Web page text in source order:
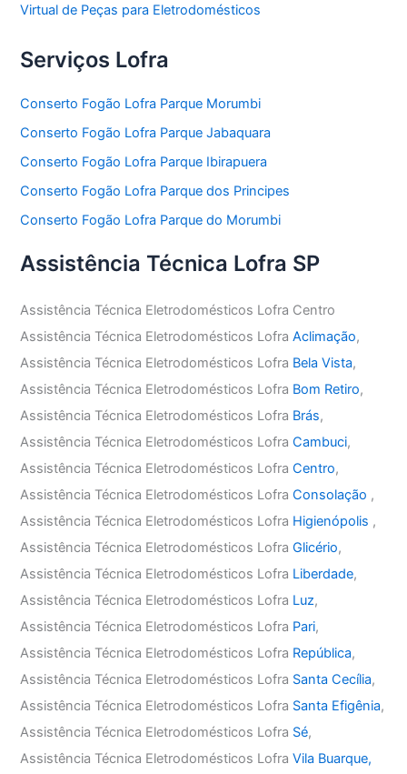
Virtual de Peças para Eletrodomésticos
Serviços Lofra
Conserto Fogão Lofra Parque Morumbi
Conserto Fogão Lofra Parque Jabaquara
Conserto Fogão Lofra Parque Ibirapuera
Conserto Fogão Lofra Parque dos Principes
Conserto Fogão Lofra Parque do Morumbi
Assistência Técnica Lofra SP
Assistência Técnica Eletrodomésticos Lofra Centro
Assistência Técnica Eletrodomésticos LofraAclimação,
Assistência Técnica Eletrodomésticos Lofra Bela Vista,
Assistência Técnica Eletrodomésticos Lofra Bom Retiro,
Assistência Técnica Eletrodomésticos Lofra Brás,
Assistência Técnica Eletrodomésticos LofraCambuci,
Assistência Técnica Eletrodomésticos LofraCentro,
Assistência Técnica Eletrodomésticos LofraConsolação ,
Assistência Técnica Eletrodomésticos Lofra Higienópolis ,
Assistência Técnica Eletrodomésticos LofraGlicério,
Assistência Técnica Eletrodomésticos Lofra Liberdade,
Assistência Técnica Eletrodomésticos Lofra Luz,
Assistência Técnica Eletrodomésticos Lofra Pari,
Assistência Técnica Eletrodomésticos Lofra República,
Assistência Técnica Eletrodomésticos Lofra Santa Cecília,
Assistência Técnica Eletrodomésticos Lofra Santa Efigênia,
Assistência Técnica Eletrodomésticos Lofra Sé,
Assistência Técnica Eletrodomésticos LofraVila Buarque,